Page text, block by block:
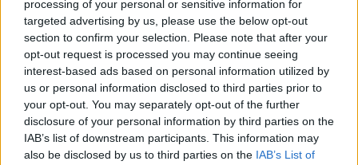
processing of your personal or sensitive information for
targeted advertising by us, please use the below opt-out
section to confirm your selection. Please note that after your
opt-out request is processed you may continue seeing
interest-based ads based on personal information utilized by
us or personal information disclosed to third parties prior to
your opt-out. You may separately opt-out of the further
disclosure of your personal information by third parties on the
IAB’s list of downstream participants. This information may
also be disclosed by us to third parties on the IAB’s List of
CAMPIGLIA MARITTIMA —
I Carabinieri della Stazione di
Venturina Terme hanno denunciato in stato di libertà tre uomini
originari dell’est Europa e residenti nel capoluogo piemontese
ritenuti responsabili di tentato furto su auto e possesso di strumenti
da effrazione.
Secondo la ricostruzione dei militari, le tre persone sono state
sorprese a rovistare all’interno di un’autovettura di proprietà di
turisti tedeschipresso l’area di sosta in località Torre Mozza
dopo averne danneggiato la serratura di una portiera. A seguito di